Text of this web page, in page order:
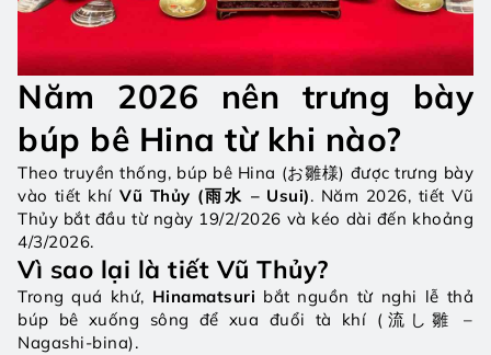
Năm 2026 nên trưng bày
búp bê Hina từ khi nào?
Theo truyền thống, búp bê Hina (お雛様) được trưng bày
vào tiết khí Vũ Thủy (雨水 – Usui). Năm 2026, tiết Vũ
Thủy bắt đầu từ ngày 19/2/2026 và kéo dài đến khoảng
4/3/2026.
Vì sao lại là tiết Vũ Thủy?
Trong quá khứ, Hinamatsuri bắt nguồn từ nghi lễ thả
búp bê xuống sông để xua đuổi tà khí (流し雛 –
Nagashi-bina).